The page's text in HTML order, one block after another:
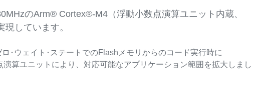
のArm® Cortex®-M4（浮動小数点演算ユニット内蔵、
しています。
･ウェイト･ステートでのFlashメモリからのコード実行時に
算ユニットにより、対応可能なアプリケーション範囲を拡大しまし